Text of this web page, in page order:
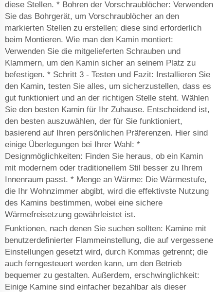
diese Stellen. * Bohren der Vorschraublöcher: Verwenden
Sie das Bohrgerät, um Vorschraublöcher an den
markierten Stellen zu erstellen; diese sind erforderlich
beim Montieren. Wie man den Kamin montiert:
Verwenden Sie die mitgelieferten Schrauben und
Klammern, um den Kamin sicher an seinem Platz zu
befestigen. * Schritt 3 - Testen und Fazit: Installieren Sie
den Kamin, testen Sie alles, um sicherzustellen, dass es
gut funktioniert und an der richtigen Stelle steht. Wählen
Sie den besten Kamin für Ihr Zuhause. Entscheidend ist,
den besten auszuwählen, der für Sie funktioniert,
basierend auf Ihren persönlichen Präferenzen. Hier sind
einige Überlegungen bei Ihrer Wahl: *
Designmöglichkeiten: Finden Sie heraus, ob ein Kamin
mit modernem oder traditionellem Stil besser zu Ihrem
Innenraum passt. * Menge an Wärme: Die Wärmestufe,
die Ihr Wohnzimmer abgibt, wird die effektivste Nutzung
des Kamins bestimmen, wobei eine sichere
Wärmefreisetzung gewährleistet ist.
Funktionen, nach denen Sie suchen sollten: Kamine mit
benutzerdefinierter Flammeinstellung, die auf vergessene
Einstellungen gesetzt wird, durch Kommas getrennt; die
auch ferngesteuert werden kann, um den Betrieb
bequemer zu gestalten. Außerdem, erschwinglichkeit:
Einige Kamine sind einfacher bezahlbar als dieser